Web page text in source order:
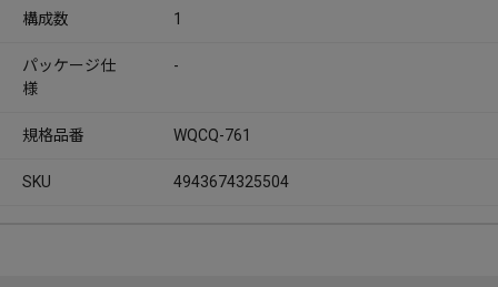
構成数 1
パッケージ仕
様
-
規格品番 WQCQ-761
SKU 4943674325504